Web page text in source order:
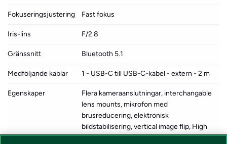
Fokuseringsjustering Fast fokus
Iris-lins F/2.8
Gränssnitt Bluetooth 5.1
Medföljande kablar 1 - USB-C till USB-C-kabel - extern - 2 m
Egenskaper
Flera kameraanslutningar, interchangable
lens mounts, mikrofon med
brusreducering, elektronisk
bildstabilisering, vertical image flip, High
Dynamic Range (HDR), automatisk